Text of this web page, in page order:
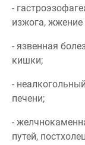
-
изжога, жжение
- язвенная
кишки;
-
печени;
-
путей,